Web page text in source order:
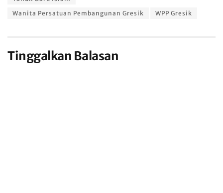
Wanita Persatuan Pembangunan Gresik
WPP Gresik
Tinggalkan Balasan